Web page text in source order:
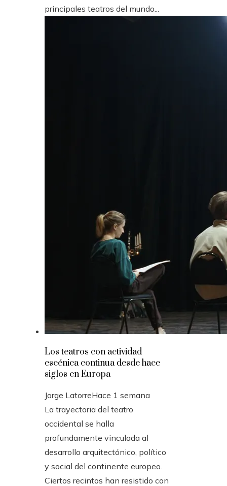
principales teatros del mundo...
Los teatros con actividad
escénica continua desde hace
siglos en Europa
Jorge LatorreHace 1 semana
La trayectoria del teatro
occidental se halla
profundamente vinculada al
desarrollo arquitectónico, político
y social del continente europeo.
Ciertos recintos han resistido con